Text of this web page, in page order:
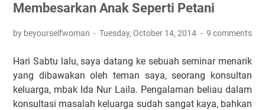
Membesarkan Anak Seperti Petani
by beyourselfwoman Tuesday, October 14, 2014 9 comments
Hari Sabtu lalu, saya datang ke sebuah seminar menarik
yang dibawakan oleh teman saya, seorang konsultan
keluarga, mbak Ida Nur Laila. Pengalaman beliau dalam
konsultasi masalah keluarga sudah sangat kaya, bahkan